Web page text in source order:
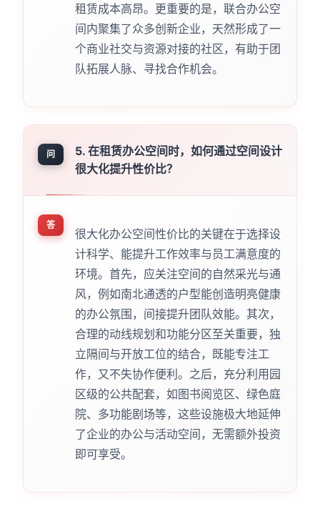
租赁成本高昂。更重要的是，联合办公空
间内聚集了众多创新企业，天然形成了一
个商业社交与资源对接的社区，有助于团
队拓展人脉、寻找合作机会。
问
5. 在租赁办公空间时，如何通过空间设计
很大化提升性价比？
答
很大化办公空间性价比的关键在于选择设
计科学、能提升工作效率与员工满意度的
环境。首先，应关注空间的自然采光与通
风，例如南北通透的户型能创造明亮健康
的办公氛围，间接提升团队效能。其次，
合理的动线规划和功能分区至关重要，独
立隔间与开放工位的结合，既能专注工
作，又不失协作便利。之后，充分利用园
区级的公共配套，如图书阅览区、绿色庭
院、多功能剧场等，这些设施极大地延伸
了企业的办公与活动空间，无需额外投资
即可享受。